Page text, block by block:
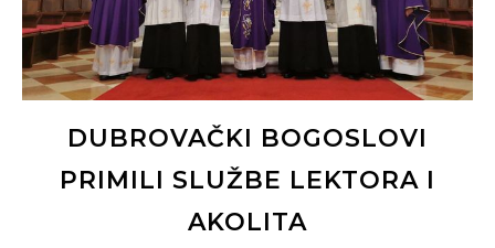
DUBROVAČKI BOGOSLOVI
PRIMILI SLUŽBE LEKTORA I
AKOLITA